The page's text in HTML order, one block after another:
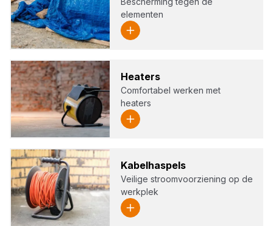
elementen
Hea­ters
Comfortabel werken met
heaters
Kabel­has­pels
Veilige stroomvoorziening op de
werkplek